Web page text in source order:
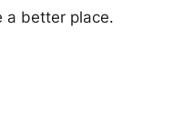
a better place.